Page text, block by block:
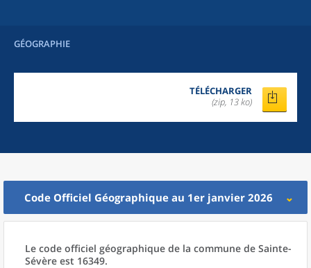
GÉOGRAPHIE
TÉLÉCHARGER
(zip, 13 ko)
Code Officiel Géographique au 1er janvier 2026
Le code officiel géographique de la commune de Sainte-
Sévère est 16349.